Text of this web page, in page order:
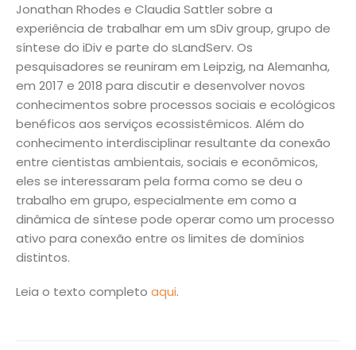
Jonathan Rhodes e Claudia Sattler sobre a
experiência de trabalhar em um sDiv group, grupo de
síntese do iDiv e parte do sLandServ. Os
pesquisadores se reuniram em Leipzig, na Alemanha,
em 2017 e 2018 para discutir e desenvolver novos
conhecimentos sobre processos sociais e ecológicos
benéficos aos serviços ecossistêmicos. Além do
conhecimento interdisciplinar resultante da conexão
entre cientistas ambientais, sociais e econômicos,
eles se interessaram pela forma como se deu o
trabalho em grupo, especialmente em como a
dinâmica de síntese pode operar como um processo
ativo para conexão entre os limites de domínios
distintos.
Leia o texto completo aqui.